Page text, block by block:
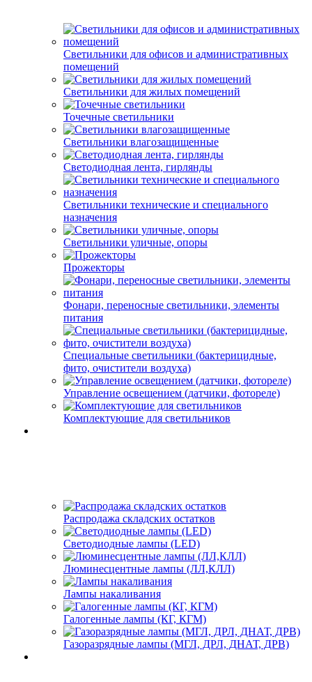
Светильники для офисов и административных
помещений
Светильники для жилых помещений
Точечные светильники
Светильники влагозащищенные
Светодиодная лента, гирлянды
Светильники технические и специального
назначения
Светильники уличные, опоры
Прожекторы
Фонари, переносные светильники, элементы
питания
Специальные светильники (бактерицидные,
фито, очистители воздуха)
Управление освещением (датчики, фотореле)
Комплектующие для светильников
Распродажа складских остатков
Светодиодные лампы (LED)
Люминесцентные лампы (ЛЛ,КЛЛ)
Лампы накаливания
Галогенные лампы (КГ, КГМ)
Газоразрядные лампы (МГЛ, ДРЛ, ДНАТ, ДРВ)